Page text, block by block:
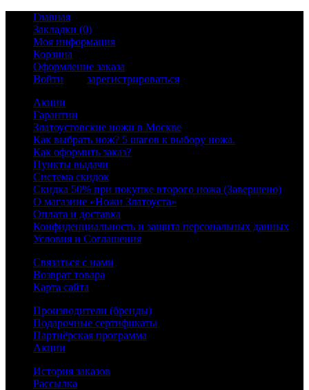
Главная
Закладки (0)
Моя информация
Корзина
Оформление заказа
Войти
зарегистрироваться
Акции
Гарантии
Златоустовские ножи в Москве
Как выбрать нож? 5 шагов к выбору ножа.
Как оформить заказ?
Пункты выдачи
Система скидок
Скидка 50% при покупке второго ножа (Завершено)
О магазине «Ножи Златоуста»
Оплата и доставка
Конфиденциальность и защита персональных данных
Условия и Соглашения
Связаться с нами
Возврат товара
Карта сайта
Производители (бренды)
Подарочные сертификаты
Партнёрская программа
Акции
История заказов
Рассылка